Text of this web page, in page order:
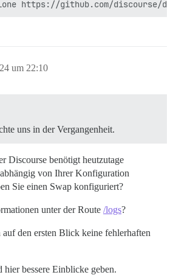
um 22:10
uns in der Vergangenheit.
Discourse benötigt heutzutage
von Ihrer Konfiguration
Sie einen Swap konfiguriert?
unter der Route /logs?
den ersten Blick keine fehlerhaften
bessere Einblicke geben.